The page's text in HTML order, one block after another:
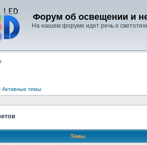
Форум об освещении и
На нашем форуме идет речь о
Активные темы
Темы